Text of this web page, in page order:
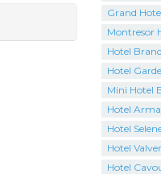
Grand
Montresor
Hotel
Hotel
Mini Hotel
Hotel
Hotel
Hotel
Hotel